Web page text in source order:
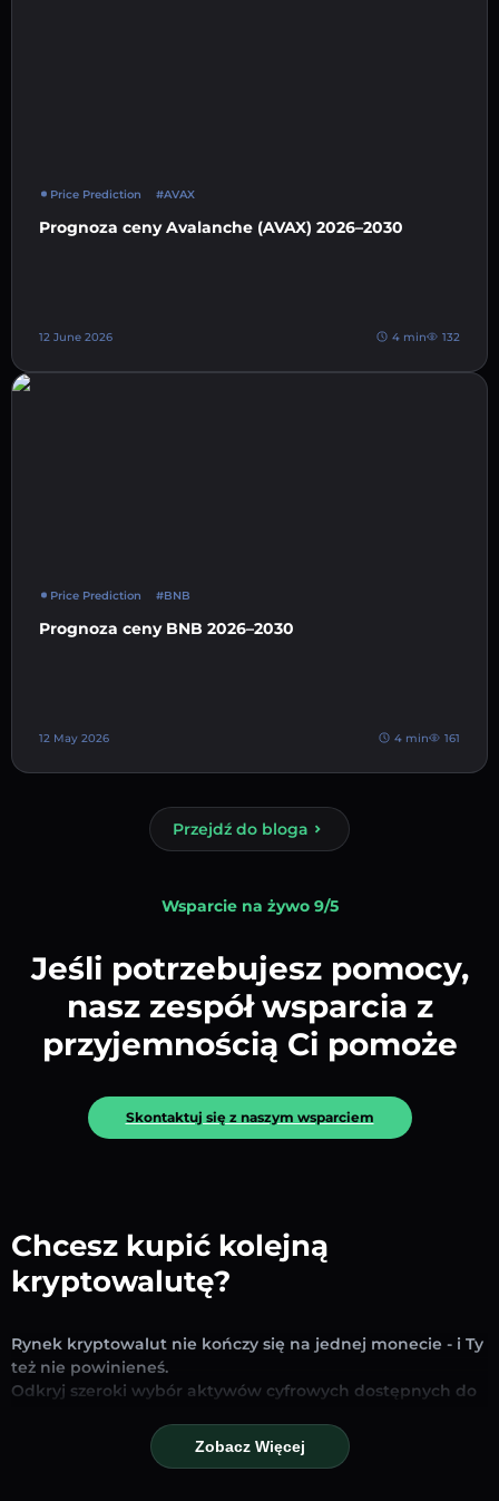
Price Prediction #AVAX
Prognoza ceny Avalanche (AVAX) 2026–2030
12 June 2026 4 min 132
Price Prediction #BNB
Prognoza ceny BNB 2026–2030
12 May 2026 4 min 161
Przejdź do bloga
Wsparcie na żywo 9/5
Jeśli potrzebujesz pomocy,
nasz zespół wsparcia z
przyjemnością Ci pomoże
Skontaktuj się z naszym wsparciem
Chcesz kupić kolejną
kryptowalutę?
Rynek kryptowalut nie kończy się na jednej monecie - i Ty
też nie powinieneś.
Odkryj szeroki wybór aktywów cyfrowych dostępnych do
tego, czy szukasz uznanych stablecoinów, obiecujących
altcoinów czy nowych trendujących tokenów – znajdziesz
Zobacz Więcej